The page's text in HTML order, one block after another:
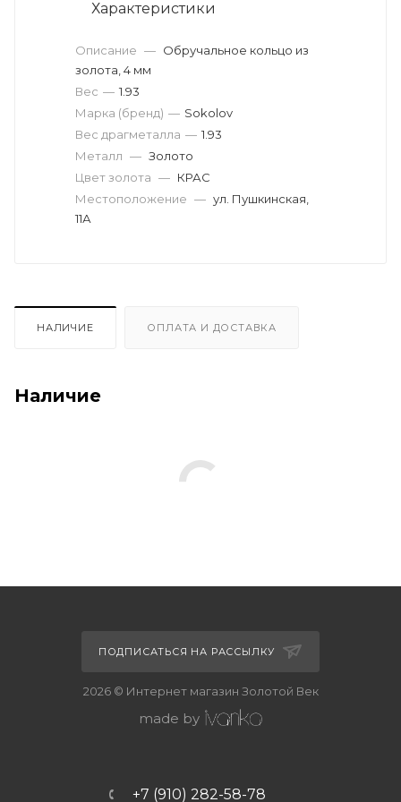
Характеристики
Описание — Обручальное кольцо из
золота, 4 мм
Вес драгметалла — 1.93
Марка (бренд) — Sokolov
Вес — 1.93
Металл — Золото
Цвет золота — КРАС
Местоположение — ул. Пушкинская,
11А
НАЛИЧИЕ ОПЛАТА И ДОСТАВКА
Наличие
ПОДПИСАТЬСЯ НА РАССЫЛКУ
2026 © Интернет магазин Золотой Век
made by
+7 (910) 282-58-78